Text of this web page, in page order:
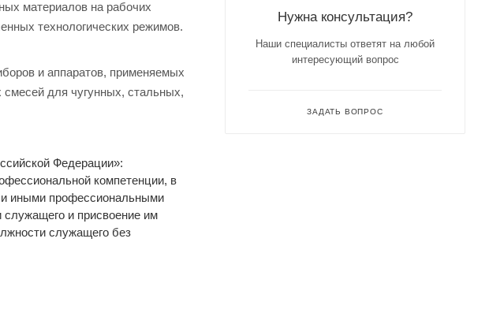
материалов на рабочих
технологических режимов.
и аппаратов, применяемых
для чугунных, стальных,
Федерации»:
компетенции, в
и иными профессиональными
и присвоение им
служащего без
Нужна консультация?
Наши специалисты ответят на любой
интересующий вопрос
ЗАДАТЬ ВОПРОС